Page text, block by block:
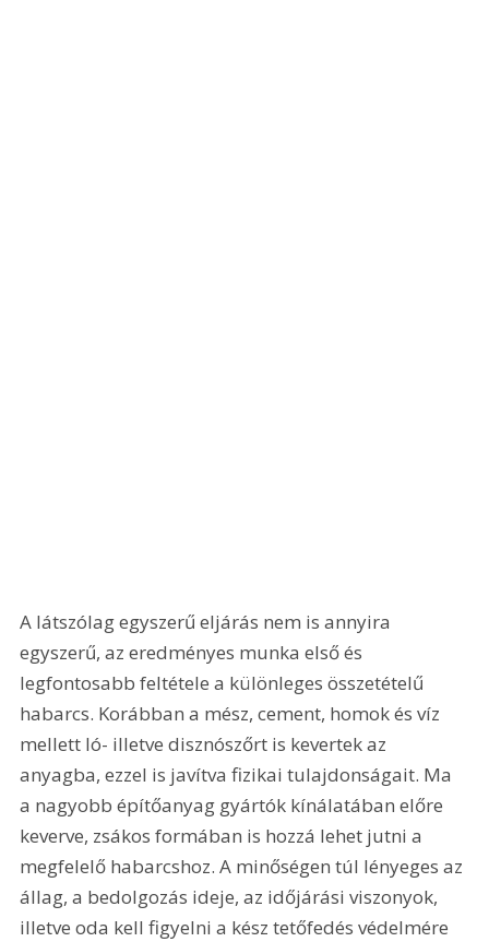
A látszólag egyszerű eljárás nem is annyira
egyszerű, az eredményes munka első és
legfontosabb feltétele a különleges összetételű
habarcs. Korábban a mész, cement, homok és víz
mellett ló- illetve disznószőrt is kevertek az
anyagba, ezzel is javítva fizikai tulajdonságait. Ma
a nagyobb építőanyag gyártók kínálatában előre
keverve, zsákos formában is hozzá lehet jutni a
megfelelő habarcshoz. A minőségen túl lényeges az
állag, a bedolgozás ideje, az időjárási viszonyok,
illetve oda kell figyelni a kész tetőfedés védelmére